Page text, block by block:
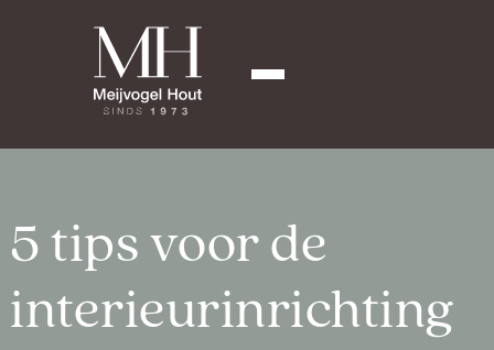
5 tips voor de
interieurinrichting